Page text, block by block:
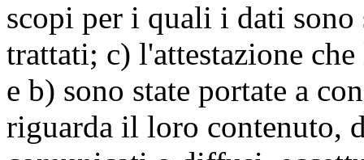
scopi per i quali i dati sono
trattati; c) l'attestazione
e b) sono state portate a
riguarda il loro contenuto,